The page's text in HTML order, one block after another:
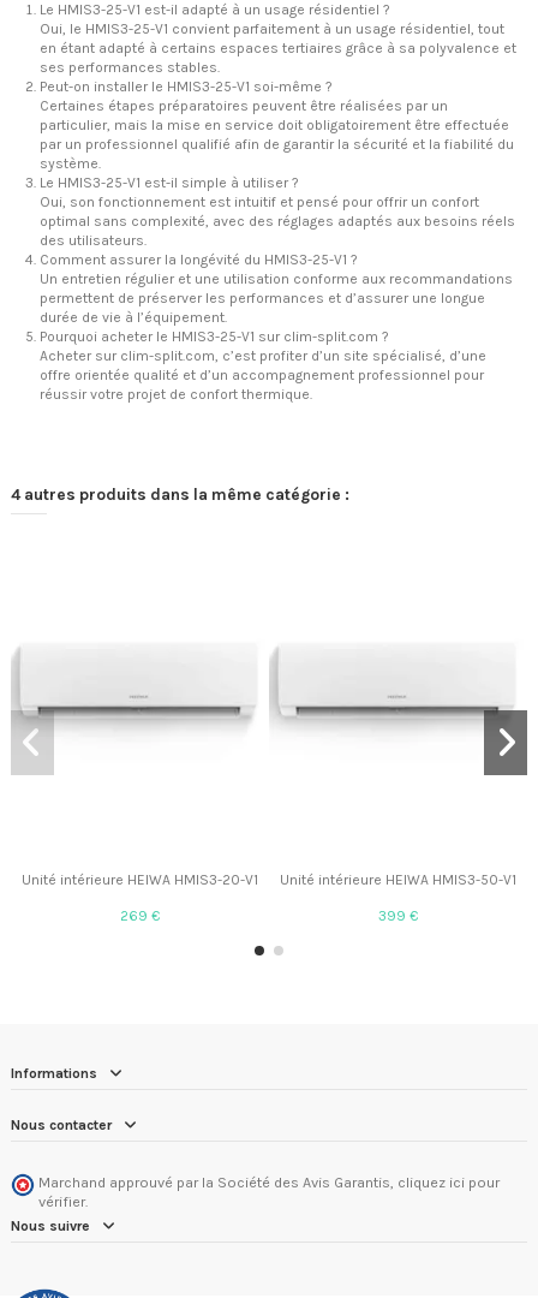
Le HMIS3-25-V1 est-il adapté à un usage résidentiel ?
Oui, le HMIS3-25-V1 convient parfaitement à un usage résidentiel, tout
en étant adapté à certains espaces tertiaires grâce à sa polyvalence et
ses performances stables.
Peut-on installer le HMIS3-25-V1 soi-même ?
Certaines étapes préparatoires peuvent être réalisées par un
particulier, mais la mise en service doit obligatoirement être effectuée
par un professionnel qualifié afin de garantir la sécurité et la fiabilité du
système.
Le HMIS3-25-V1 est-il simple à utiliser ?
Oui, son fonctionnement est intuitif et pensé pour offrir un confort
optimal sans complexité, avec des réglages adaptés aux besoins réels
des utilisateurs.
Comment assurer la longévité du HMIS3-25-V1 ?
Un entretien régulier et une utilisation conforme aux recommandations
permettent de préserver les performances et d’assurer une longue
durée de vie à l’équipement.
Pourquoi acheter le HMIS3-25-V1 sur clim-split.com ?
Acheter sur clim-split.com, c’est profiter d’un site spécialisé, d’une
offre orientée qualité et d’un accompagnement professionnel pour
réussir votre projet de confort thermique.
4 autres produits dans la même catégorie :
Unité intérieure HEIWA HMIS3-20-V1
269 €
Unité intérieure HEIWA HMIS3-50-V1
399 €
Informations
Nous contacter
Marchand approuvé par la Société des Avis Garantis, cliquez ici pour
vérifier.
Nous suivre